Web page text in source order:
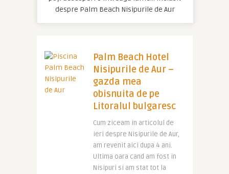
despre Palm Beach Nisipurile de Aur
Palm Beach Hotel
Nisipurile de Aur –
gazda mea
obisnuita de pe
Litoralul bulgaresc
Cum ziceam in articolul de
ieri despre Nisipurile de Aur,
am revenit aici dupa 4 ani.
Ultima oara cand am fost in
Nisipuri si am stat tot la